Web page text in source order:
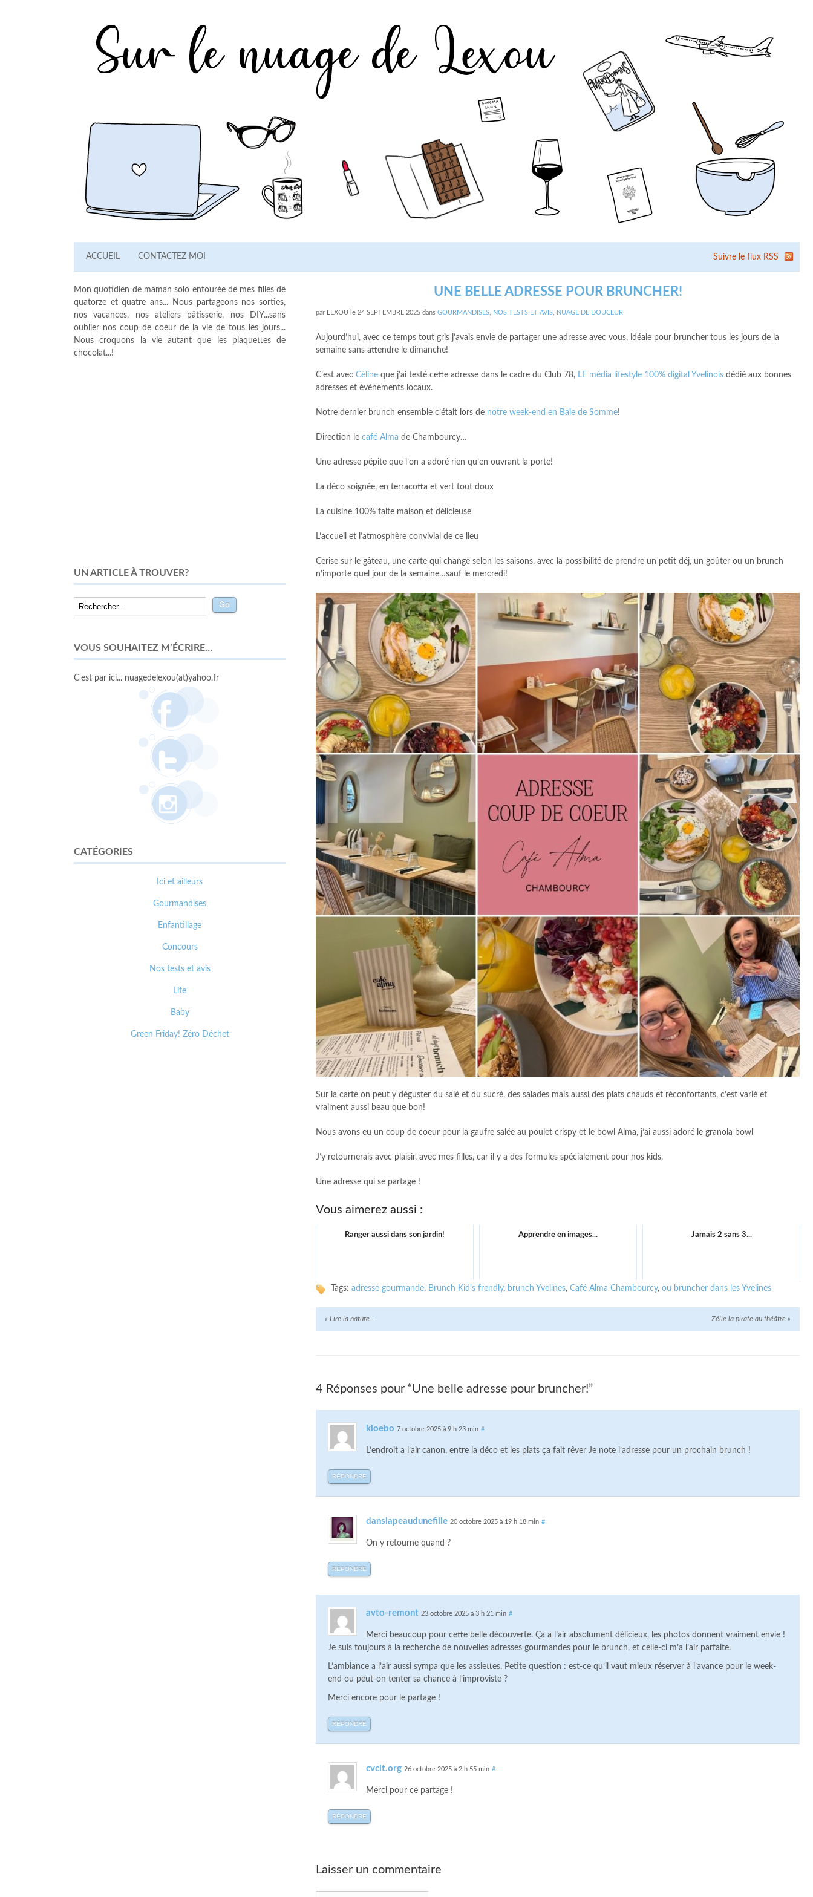
ACCUEIL CONTACTEZ MOI Suivre le flux RSS
UNE BELLE ADRESSE POUR BRUNCHER!
par LEXOU le 24 SEPTEMBRE 2025 dans GOURMANDISES NOS TESTS ET AVIS NUAGE DE DOUCEUR
Aujourd’hui, avec ce temps tout gris j’avais envie de partager une adresse avec vous, idéale pour bruncher tous les jours de la
semaine sans attendre le dimanche!
C’est avec Céline que j’ai testé cette adresse dans le cadre du Club 78, LE média lifestyle 100% digital Yvelinois dédié aux bonnes
adresses et évènements locaux.
Notre dernier brunch ensemble c’était lors de notre week-end en Baie de Somme!
Direction le café Alma de Chambourcy…
Une adresse pépite que l’on a adoré rien qu’en ouvrant la porte!
La déco soignée, en terracotta et vert tout doux
La cuisine 100% faite maison et délicieuse
L’accueil et l’atmosphère convivial de ce lieu
Cerise sur le gâteau, une carte qui change selon les saisons, avec la possibilité de prendre un petit déj, un goûter ou un brunch
n’importe quel jour de la semaine…sauf le mercredi!
Sur la carte on peut y déguster du salé et du sucré, des salades mais aussi des plats chauds et réconfortants, c’est varié et
vraiment aussi beau que bon!
Nous avons eu un coup de coeur pour la gaufre salée au poulet crispy et le bowl Alma, j’ai aussi adoré le granola bowl
J’y retournerais avec plaisir, avec mes filles, car il y a des formules spécialement pour nos kids.
Une adresse qui se partage !
Vous aimerez aussi :
Ranger aussi dans son jardin! Apprendre en images... Jamais 2 sans 3...
Tags: adresse gourmande, Brunch Kid's frendly, brunch Yvelines, Café Alma Chambourcy, ou bruncher dans les Yvelines
« Lire la nature… Zélie la pirate au théâtre »
4 Réponses pour “Une belle adresse pour bruncher!”
kloebo 7 octobre 2025 à 9 h 23 min #
L’endroit a l’air canon, entre la déco et les plats ça fait rêver Je note l’adresse pour un prochain brunch !
RÉPONDRE
danslapeaudunefille 20 octobre 2025 à 19 h 18 min #
On y retourne quand ?
RÉPONDRE
avto-remont 23 octobre 2025 à 3 h 21 min #
Merci beaucoup pour cette belle découverte. Ça a l’air absolument délicieux, les photos donnent vraiment envie !
Je suis toujours à la recherche de nouvelles adresses gourmandes pour le brunch, et celle-ci m’a l’air parfaite.
L’ambiance a l’air aussi sympa que les assiettes. Petite question : est-ce qu’il vaut mieux réserver à l’avance pour le week-
end ou peut-on tenter sa chance à l’improviste ?
Merci encore pour le partage !
RÉPONDRE
cvclt.org 26 octobre 2025 à 2 h 55 min #
Merci pour ce partage !
RÉPONDRE
Laisser un commentaire
Mon quotidien de maman solo entourée de mes filles de
quatorze et quatre ans... Nous partageons nos sorties,
nos vacances, nos ateliers pâtisserie, nos DIY...sans
oublier nos coup de coeur de la vie de tous les jours...
Nous croquons la vie autant que les plaquettes de
chocolat...!
UN ARTICLE À TROUVER?
VOUS SOUHAITEZ M’ÉCRIRE…
C'est par ici... nuagedelexou(at)yahoo.fr
CATÉGORIES
Ici et ailleurs
Gourmandises
Enfantillage
Concours
Nos tests et avis
Life
Baby
Green Friday! Zéro Déchet